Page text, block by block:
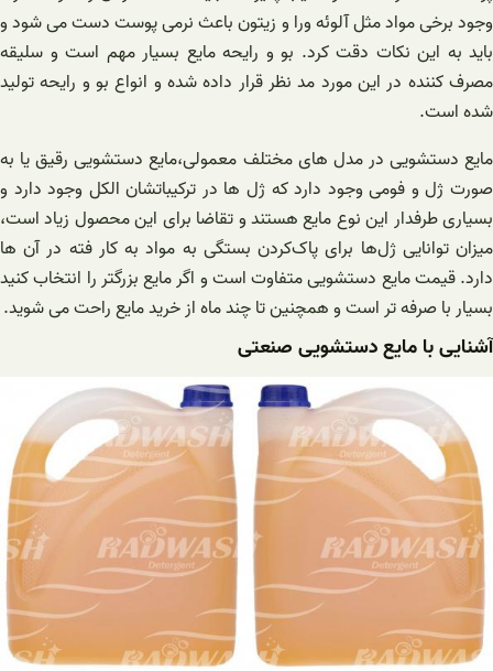
وجود برخی مواد مثل آلوئه ورا و زیتون باعث نرمی پوست دست می شود و
باید به این نکات دقت کرد. بو و رایحه مایع بسیار مهم است و سلیقه
مصرف کننده در این مورد مد نظر قرار داده شده و انواع بو و رایحه تولید
شده است.
مایع دستشویی در مدل های مختلف معمولی،مایع دستشویی رقیق یا به
صورت ژل و فومی وجود دارد که ژل ها در ترکیباتشان الکل وجود دارد و
بسیاری طرفدار این نوع مایع هستند و تقاضا برای این محصول زیاد است،
میزان توانایی ژل‌ها برای پاک‌کردن بستگی به مواد به کار فته در آن ها
دارد. قیمت مایع دستشویی متفاوت است و اگر مایع بزرگتر را انتخاب کنید
بسیار با صرفه تر است و همچنین تا چند ماه از خرید مایع راحت می شوید.
آشنایی با مایع دستشویی صنعتی